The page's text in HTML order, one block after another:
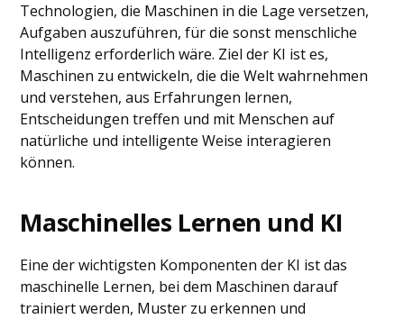
Technologien, die Maschinen in die Lage versetzen,
Aufgaben auszuführen, für die sonst menschliche
Intelligenz erforderlich wäre. Ziel der KI ist es,
Maschinen zu entwickeln, die die Welt wahrnehmen
und verstehen, aus Erfahrungen lernen,
Entscheidungen treffen und mit Menschen auf
natürliche und intelligente Weise interagieren
können.
Maschinelles Lernen und KI
Eine der wichtigsten Komponenten der KI ist das
maschinelle Lernen, bei dem Maschinen darauf
trainiert werden, Muster zu erkennen und